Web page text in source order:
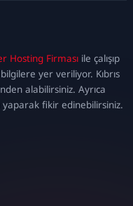
Hosting Firması ile çalışıp
yer veriliyor. Kıbrıs
alabilirsiniz. Ayrıca
yaparak fikir edinebilirsiniz.